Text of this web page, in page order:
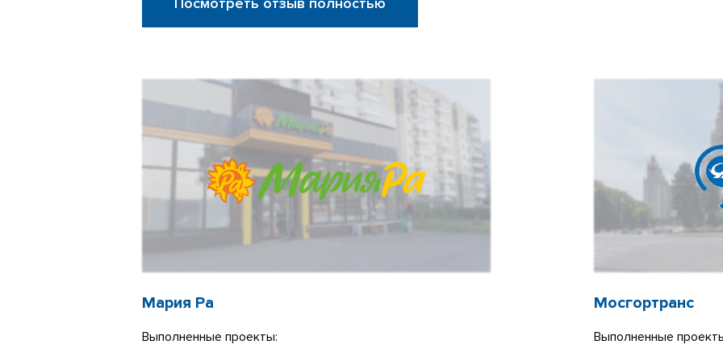
Мария Ра
Выполненные проекты:
Мосгортранс
Выполненные